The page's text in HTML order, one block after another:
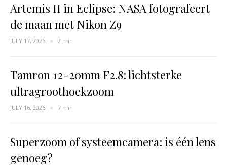
Artemis II in Eclipse: NASA fotografeert
de maan met Nikon Z9
JULY 17, 2026 2 min
Tamron 12-20mm F2.8: lichtsterke
ultragroothoekzoom
JULY 16, 2026 7 min
Superzoom of systeemcamera: is één lens
genoeg?